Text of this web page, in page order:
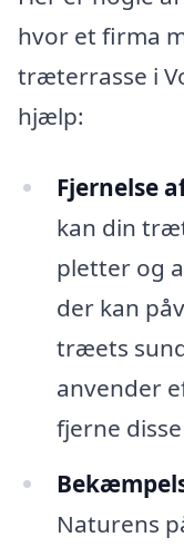
hvor et firma
træterrasse i
hjælp:
Fjernelse
kan din
pletter og
der kan
træets
anvender
fjerne
Naturens